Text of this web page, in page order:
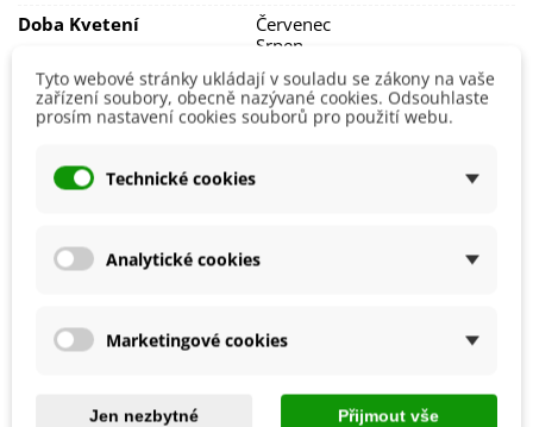
Doba Kvetení
Červenec
Srpen
Výsadba
Duben
Květen
Období Výsadby
Jaro
Jak balíme cibulky?
názvem,obrázkema
postupem k pěstování
Tyto webové stránky ukládají v souladu se zákony na vaše
zařízení soubory, obecně nazývané cookies. Odsouhlaste
prosím nastavení cookies souborů pro použití webu.
Technické cookies
Analytické cookies
Marketingové cookies
Jen nezbytné Přijmout vše